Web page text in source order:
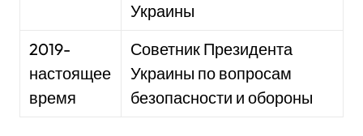
Украины
2019-
настоящее
время
Советник Президента
Украины по вопросам
безопасности и обороны